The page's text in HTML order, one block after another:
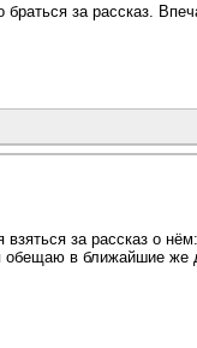
за рассказ.
за рассказ о
обещаю в ближайшие же